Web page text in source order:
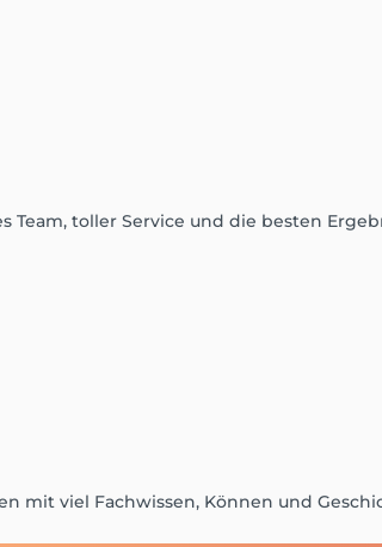
Team, toller Service und die besten
mit viel Fachwissen, Können und